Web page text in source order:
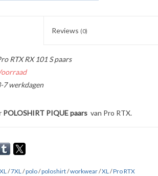
Reviews (0)
RTX RX 101 S paars
7 werkdagen
POLOSHIRT PIQUE paars van Pro RTX.
in de maten
met tape. Hals met drie ton-sur-ton
/7XL/polo/poloshirt/workwear/XL/Pro RTX